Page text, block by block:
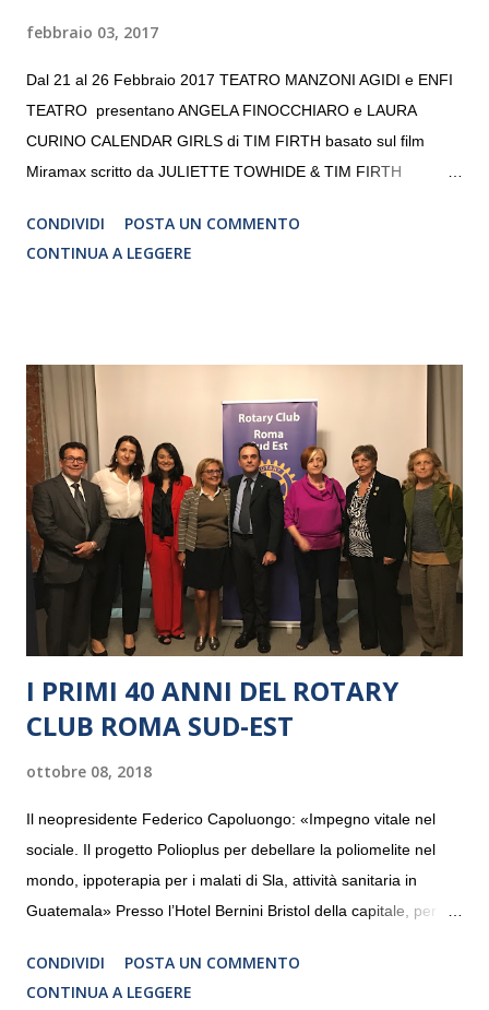
febbraio 03, 2017
Dal 21 al 26 Febbraio 2017 TEATRO MANZONI AGIDI e ENFI
TEATRO presentano ANGELA FINOCCHIARO e LAURA
CURINO CALENDAR GIRLS di TIM FIRTH basato sul film
Miramax scritto da JULIETTE TOWHIDE & TIM FIRTH
CRISTINA PEZZOLI
CONDIVIDI
POSTA UN COMMENTO
CONTINUA A LEGGERE
I PRIMI 40 ANNI DEL ROTARY
CLUB ROMA SUD-EST
ottobre 08, 2018
Il neopresidente Federico Capoluongo: «Impegno vitale nel
sociale. Il progetto Polioplus per debellare la poliomelite nel
mondo, ippoterapia per i malati di Sla, attività sanitaria in
Guatemala» Presso l’Hotel Bernini Bristol della capitale, per la
programmazione del Rotary Club Roma Sud-Est che festeggia
i quaranta anni di attività. Un’occasione per raccontare al
CONDIVIDI
POSTA UN COMMENTO
CONTINUA A LEGGERE